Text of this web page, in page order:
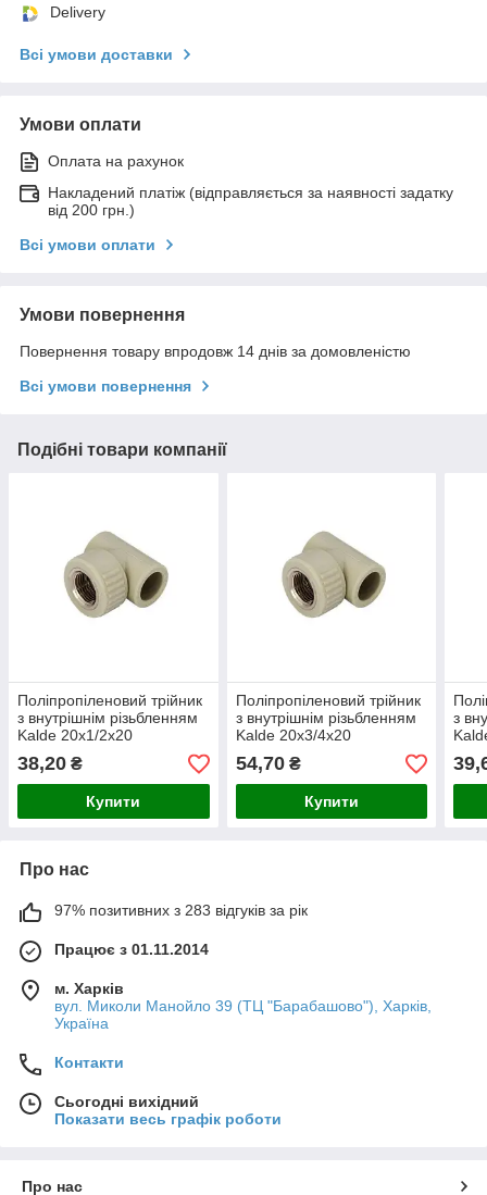
Delivery
Всі умови доставки
Умови оплати
Оплата на рахунок
Накладений платіж (відправляється за наявності задатку
від 200 грн.)
Всі умови оплати
Умови повернення
Повернення товару впродовж 14 днів за домовленістю
Всі умови повернення
Подібні товари компанії
Поліпропіленовий трійник
з внутрішнім різьбленням
Kalde 20х1/2х20
38,20 ₴
Купити
Поліпропіленовий трійник
з внутрішнім різьбленням
Kalde 20х3/4х20
54,70₴
Купити
з
Про нас
97% позитивних з 283 відгуків за рік
Працює з 01.11.2014
м. Харків
вул. Миколи Манойло 39 (ТЦ "Барабашово"), Харків,
Україна
Контакти
Сьогодні вихідний
Показати весь графік роботи
Про нас